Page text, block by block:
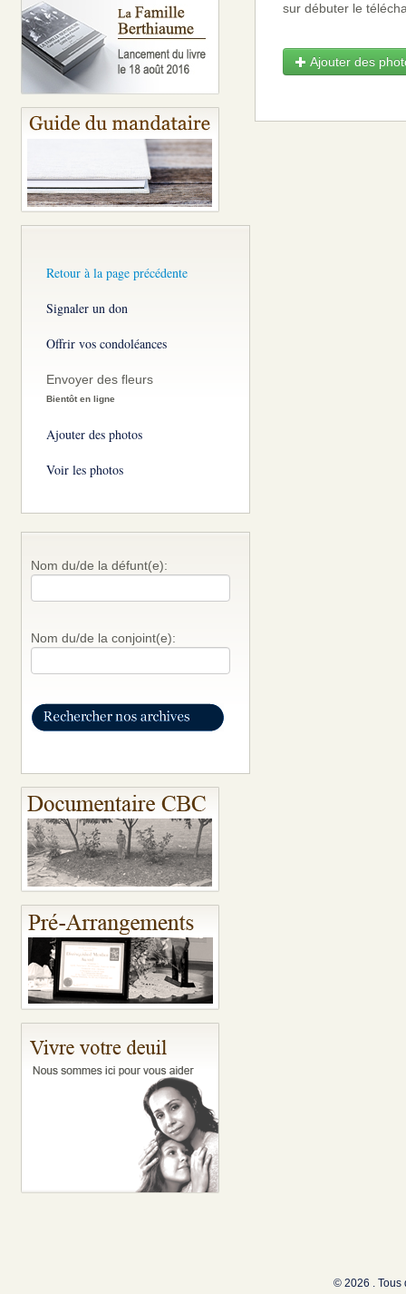
Retour à la page précédente
Signaler un don
Offrir vos condoléances
Envoyer des fleurs
Bientôt en ligne
Ajouter des photos
Voir les photos
Nom du/de la défunt(e):
Nom du/de la conjoint(e):
sur débuter le
Ajouter des
© 2026 . Tous